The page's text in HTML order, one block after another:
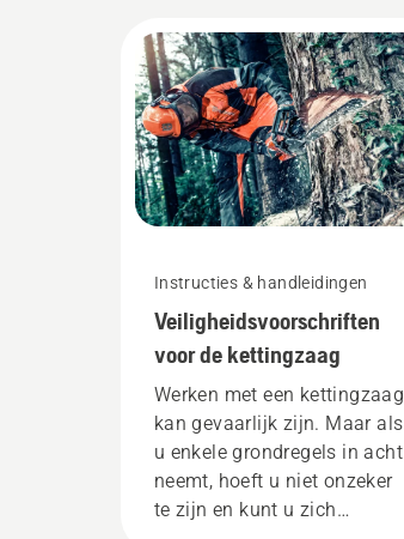
Instructies & handleidingen
Veiligheidsvoorschriften
voor de kettingzaag
Werken met een kettingzaag
kan gevaarlijk zijn. Maar als
u enkele grondregels in acht
neemt, hoeft u niet onzeker
te zijn en kunt u zich